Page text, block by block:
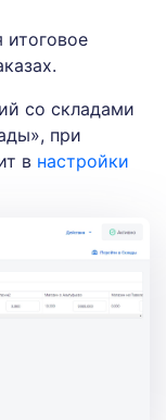
итоговое
со складами
при
в настройки